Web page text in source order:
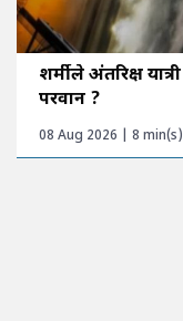
शर्मीले अंतरिक्ष
परवान ?
08 Aug 2026 | 8